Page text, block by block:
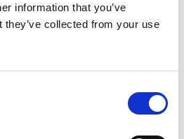
information that you’ve
they’ve collected from your use
à la protection
à chaque État,
fédérales